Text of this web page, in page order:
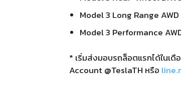
Model 3 Long Range
Model 3 Performance
* เริ่มส่งมอบรถล็อตแรกได้ในเ
Account @TeslaTH หรือ